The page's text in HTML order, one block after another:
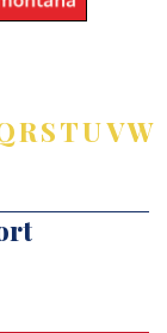
RSTUVW